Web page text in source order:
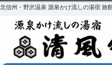
北信州・野沢温泉 源泉かけ流しの湯宿 旅